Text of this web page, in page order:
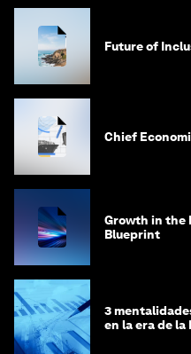
Future of
Chief
Growth in the
Blueprint
3
en la era de la